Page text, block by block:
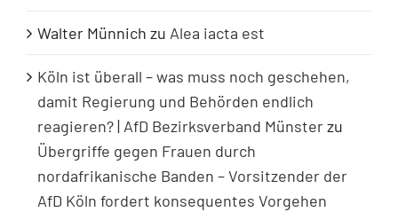
Walter Münnich zu Alea iacta est
Köln ist überall – was muss noch geschehen,
damit Regierung und Behörden endlich
reagieren? | AfD Bezirksverband Münsterzu
Übergriffe gegen Frauen durch
nordafrikanische Banden – Vorsitzender der
AfD Köln fordert konsequentes Vorgehen